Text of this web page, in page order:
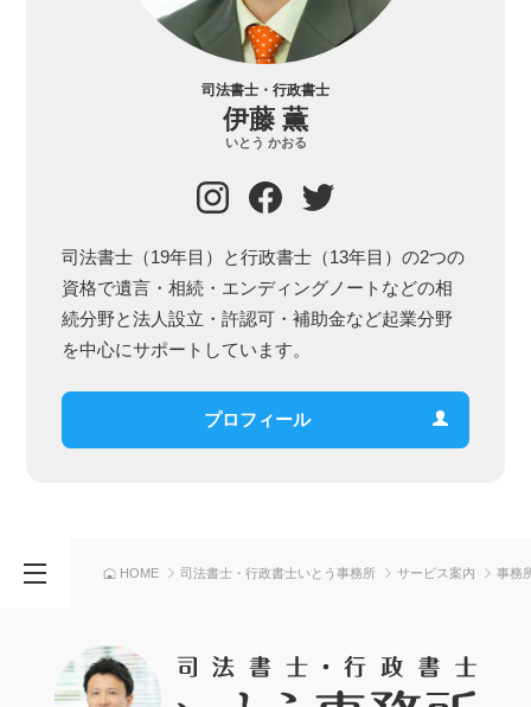
司法書士・行政書士
伊藤 薫
いとう かおる
司法書士（19年目）と行政書士（13年目）の2つの
資格で遺言・相続・エンディングノートなどの相
続分野と法人設立・許認可・補助金など起業分野
を中心にサポートしています。
プロフィール
HOME 司法書士・行政書士いとう事務所 サービス案内 事務